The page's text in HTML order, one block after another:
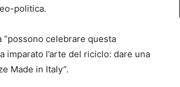
politica.
“possono celebrare questa
imparato l’arte del riciclo: dare una
Made in Italy”.